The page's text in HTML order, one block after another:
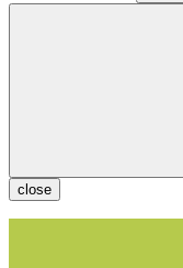
close